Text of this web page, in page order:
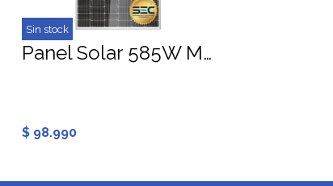
Sin stock
Panel Solar 585W Mono PERC Half Cell Anhui
$ 98.990